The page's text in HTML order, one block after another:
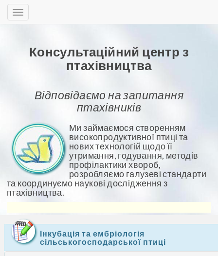
Консультаційний центр з
птахівництва
Відповідаємо на запитання
птахівників
Ми займаємося створенням
високопродуктивної птиці та
нових технологій щодо її
утримання, годування, методів
профілактики хвороб,
розробляємо галузеві стандарти
та координуємо наукові дослідження з
птахівництва.
Інкубація та ембріологія
сільськогосподарської птиці